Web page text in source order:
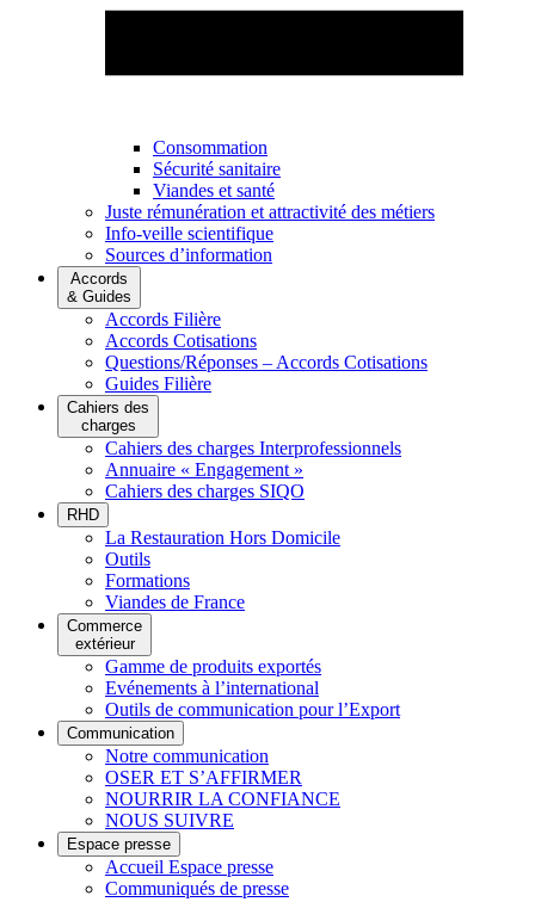
Consommation
Sécurité sanitaire
Viandes et santé
Juste rémunération et attractivité des métiers
Info-veille scientifique
Sources d’information
Accords
& Guides
Accords Filière
Accords Cotisations
Questions/Réponses – Accords Cotisations
Guides Filière
Cahiers des
charges
Cahiers des charges Interprofessionnels
Annuaire « Engagement »
Cahiers des charges SIQO
RHD
La Restauration Hors Domicile
Outils
Formations
Viandes de France
Commerce
extérieur
Gamme de produits exportés
Evénements à l’international
Outils de communication pour l’Export
Communication
Notre communication
OSER ET S’AFFIRMER
NOURRIR LA CONFIANCE
NOUS SUIVRE
Espace presse
Accueil Espace presse
Communiqués de presse